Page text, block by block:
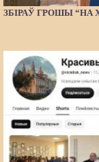
ЗБІРАЎ ГРОШЫ “НА